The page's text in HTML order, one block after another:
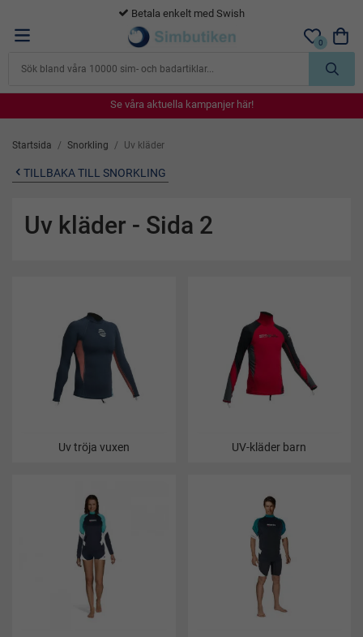
365 dagars öppet köp
0
Se våra aktuella kampanjer här!
Se våra aktuella kampanjer här!
Se våra aktuella kampanjer här!
Se våra aktuella kampanjer här!
Startsida / Snorkling / Uv kläder
TILLBAKA TILL SNORKLING
Uv kläder - Sida 2
Uv tröja vuxen UV-kläder barn